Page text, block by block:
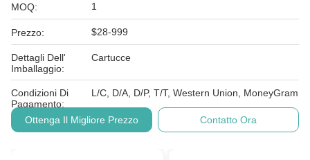
MOQ: 1
Prezzo: $28-999
Dettagli Dell'
Imballaggio:
Cartucce
Condizioni Di
Pagamento:
L/C, D/A, D/P, T/T, Western Union, MoneyGram
Ottenga Il Migliore Prezzo Contatto Ora